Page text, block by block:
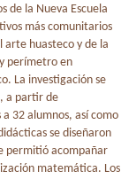
de la Nueva Escuela
más comunitarios
arte huasteco y de la
perímetro en
La investigación se
a partir de
32 alumnos, así como
se diseñaron
permitió acompañar
matemática. Los